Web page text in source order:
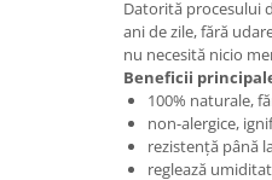
Datorită procesului
ani de zile, fără
nu necesită nicio
Beneficii
100% naturale,
non-alergice,
rezistență până
reglează